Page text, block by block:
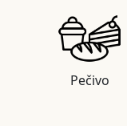
Pečivo